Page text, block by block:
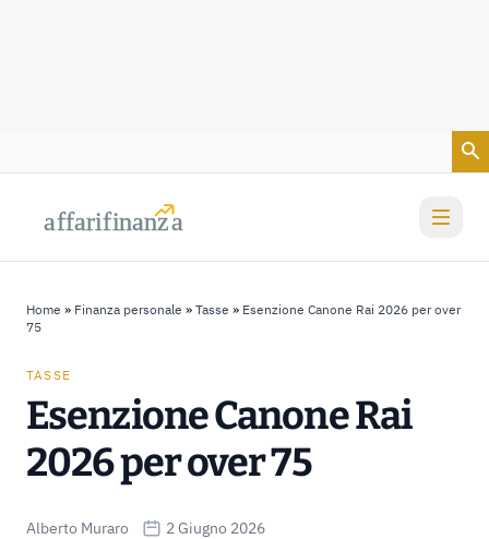
affarifinanza
affarifinanza
Home » Finanza personale » Tasse » Esenzione Canone Rai 2026 per over
75
TASSE
Esenzione Canone Rai
2026 per over 75
Alberto Muraro 2 Giugno 2026